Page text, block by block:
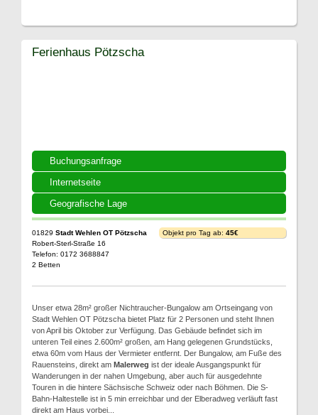
Buchungsanfrage
Internetseite
Geografische Lage
Ferienhaus Pötzscha
01829 Stadt Wehlen OT Pötzscha
Robert-Sterl-Straße 16
Telefon: 0172 3688847
2 Betten
Objekt pro Tag ab: 45€
Unser etwa 28m² großer Nichtraucher-Bungalow am Ortseingang von
Stadt Wehlen OT Pötzscha bietet Platz für 2 Personen und steht Ihnen
von April bis Oktober zur Verfügung. Das Gebäude befindet sich im
unteren Teil eines 2.600m² großen, am Hang gelegenen Grundstücks,
etwa 60m vom Haus der Vermieter entfernt. Der Bungalow, am Fuße des
Rauensteins, direkt am Malerweg ist der ideale Ausgangspunkt für
Wanderungen in der nahen Umgebung, aber auch für ausgedehnte
Touren in die hintere Sächsische Schweiz oder nach Böhmen. Die S-
Bahn-Haltestelle ist in 5 min erreichbar und der Elberadweg verläuft fast
direkt am Haus vorbei...